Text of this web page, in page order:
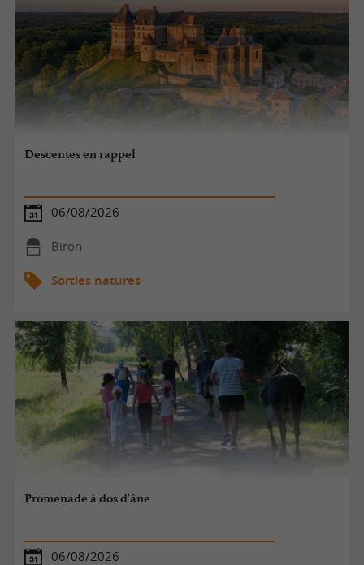
Descentes en rappel
06/08/2026
Biron
Sorties natures
Promenade à dos d'âne
06/08/2026